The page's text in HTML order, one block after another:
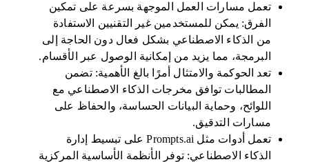
تعمل مسارات العمل الموجهة بسرعة على تمكين
الفرق: يمكن للمستخدمين غير التقنيين الاستفادة
من الذكاء الاصطناعي بشكل فعال دون الحاجة إلى
البرمجة، مما يزيد من إمكانية الوصول عبر الأقسام.
تعد الحوكمة والامتثال أمرًا بالغ الأهمية: تضمن
المطالبات توافق مخرجات الذكاء الاصطناعي مع
اللوائح، وحماية البيانات الحساسة، والحفاظ على
مسارات التدقيق.
تعمل أدوات مثل Prompts.ai على تبسيط إدارة
الذكاء الاصطناعي: توفر الأنظمة الأساسية المركزية